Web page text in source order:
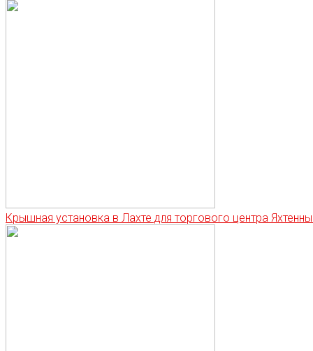
Крышная установка в Лахте для торгового центра